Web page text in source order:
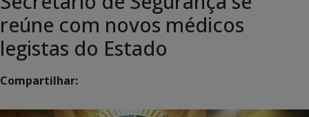
reúne com novos médicos
legistas do Estado
Compartilhar: